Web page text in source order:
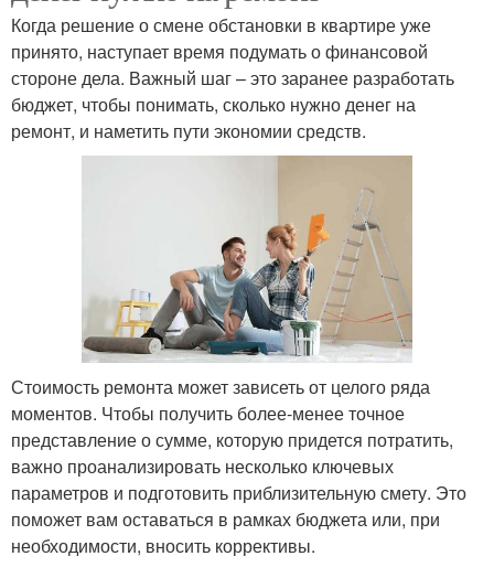
Когда решение о смене обстановки в квартире уже
принято, наступает время подумать о финансовой
стороне дела. Важный шаг – это заранее разработать
бюджет, чтобы понимать, сколько нужно денег на
ремонт, и наметить пути экономии средств.
Стоимость ремонта может зависеть от целого ряда
моментов. Чтобы получить более-менее точное
представление о сумме, которую придется потратить,
важно проанализировать несколько ключевых
параметров и подготовить приблизительную смету. Это
поможет вам оставаться в рамках бюджета или, при
необходимости, вносить коррективы.